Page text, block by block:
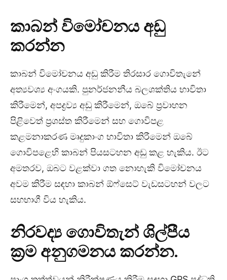
කාබන් විමෝචනය අඩු
කරන්න
කාබන් විමෝචනය අඩු කිරීම තිරසාර ගොවිතැනේ
අත්‍යවශ්‍ය අංගයකි. පුනර්ජනනීය බලශක්තිය භාවිතා
කිරීමෙන්, අපද්‍රව්‍ය අඩු කිරීමෙන්, ඔබේ ප්‍රවාහන
පිළිවෙත් ප්‍රශස්ත කිරීමෙන් සහ ගොවිපළ
කළමනාකරණ මෘදුකාංග භාවිතා කිරීමෙන් ඔබේ
ගොවිපළෙහි කාබන් පියසටහන අඩු කළ හැකිය. ඊට
අමතරව, ඔබට වළක්වා ගත නොහැකි විමෝචනය
අවම කිරීම සඳහා කාබන් ඕෆ්සෙට් වැඩසටහන් වලට
සහභාගී විය හැකිය.
නිරවද්‍ය ගොවිතැන් ශිල්පීය
ක්‍රම අනුගමනය කරන්න.